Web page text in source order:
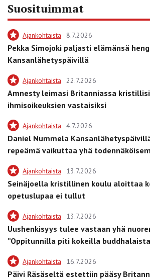
Suosituimmat
Ajankohtaista 8.7.2026
Pekka Simojoki paljasti elämänsä
Kansanlähetyspäivillä
Ajankohtaista 22.7.2026
Amnesty leimasi Britanniassa
ihmisoikeuksien vastaisiksi
Ajankohtaista 4.7.2026
Daniel Nummela
repeämä vaikuttaa yhä
Ajankohtaista 13.7.2026
Seinäjoella kristillinen koulu aloittaa
opetuslupaa ei tullut
Ajankohtaista 13.7.2026
Uushenkisyys tulee vastaan yhä
”Oppitunnilla piti kokeilla
Ajankohtaista 16.7.2026
Päivi Räsäseltä estettiin pääsy